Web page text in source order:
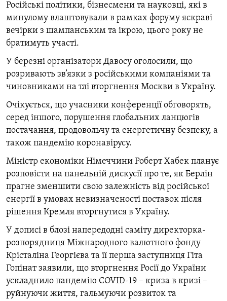
Російські політики, бізнесмени та науковці, які в
минулому влаштовували в рамках форуму яскраві
вечірки з шампанським та ікрою, цього року не
братимуть участі.
У березні організатори Давосу оголосили, що
розривають зв’язки з російськими компаніями та
чиновниками на тлі вторгнення Москви в Україну.
Очікується, що учасники конференції обговорять,
серед іншого, порушення глобальних ланцюгів
постачання, продовольчу та енергетичну безпеку, а
також пандемію коронавірусу.
Міністр економіки Німеччини Роберт Хабек планує
розповісти на панельній дискусії про те, як Берлін
прагне зменшити свою залежність від російської
енергії в умовах невизначеності поставок після
рішення Кремля вторгнутися в Україну.
У дописі в блозі напередодні саміту директорка-
розпорядниця Міжнародного валютного фонду
Крісталіна Георгієва та її перша заступниця Гіта
Гопінат заявили, що вторгнення Росії до України
ускладнило пандемію COVID-19 – криза в кризі –
руйнуючи життя, гальмуючи розвиток та